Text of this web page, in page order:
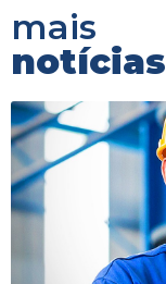
mais
notícias